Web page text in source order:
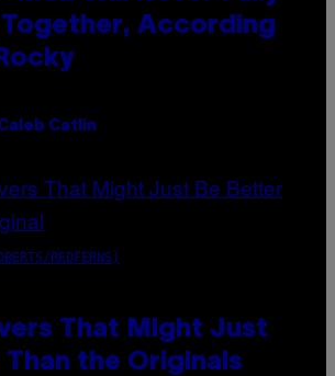
According
Catlin
REDFERNS)
That Might Just
Than the Originals